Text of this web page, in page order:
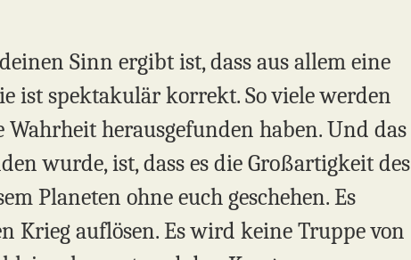
Sinn ergibt ist, dass aus allem eine
ist spektakulär korrekt. So viele werden
Wahrheit herausgefunden haben. Und das
wurde, ist, dass es die Großartigkeit des
Planeten ohne euch geschehen. Es
Krieg auflösen. Es wird keine Truppe von